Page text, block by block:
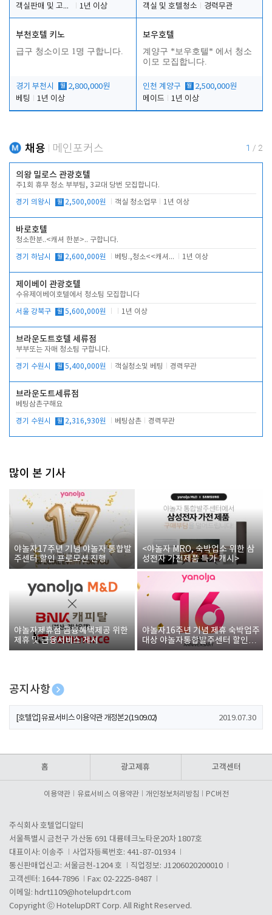
객실판매 및 고객응대
1년 이상
객실 및 호텔청소
경력무관
부천호텔 키노
급구 청소이모 1명 구합니다.
경기 부천시 월 2,800,000원
베팅
1년 이상
보우호텔
계양구 *보우호텔* 에서 청소
이모 모집합니다.
인천 계양구 월 2,500,000원
메이드
1년 이상
채용 메인포커스 1 / 2
의왕 밀로스 관광호텔
주1회 휴무 청소 부부팀, 3교대 당번 모집합니다.
경기 의왕시 월 2,500,000원 객실 청소업무 1년 이상
바로호텔
청소한분..<캐셔 한분>.. 구합니다.
경기 하남시 월 2,600,000원 베팅.,청소<<캐셔 모셔봅니다. 1년 이상
제이베이 관광호텔
수유제이베이호텔에서 청소팀 모집합니다
서울 강북구 월 5,600,000원 1년 이상
브라운도트호텔 세류점
부부또는 자매 청소팀 구합니다.
경기 수원시 월 5,400,000원 객실청소및 베팅 경력무관
브라운도트세류점
베팅삼촌구해요
경기 수원시 월 2,316,930원 베팅삼촌 경력무관
많이 본 기사
야놀자17주년 기념 야놀자 통합발
주센터 할인 프로모션 진행
<야놀자 MRO, 숙박업소 위한 삼
성전자 가전제품 특가 개시>
야놀자제휴점 금융혜택제공 위한
제휴 및 금융서비스 게시
야놀자16주년 기념 제휴 숙박업주
대상 야놀자통합발주센터 할인쿠
폰 증정
공지사항
[호텔업] 개인정보 처리방침 개정본1 (19.09.02)
[호텔업] 유료서비스 이용약관 개정본2 (19.09.02) 2019.07.30
홈 광고제휴 고객센터
이용약관 유료서비스 이용약관 개인정보처리방침 PC버전
주식회사 호텔업디알티
서울특별시 금천구 가산동 691 대륭테크노타운20차 1807호
대표이사: 이송주
사업자등록번호: 441-87-01934
통신판매업신고: 서울금천-1204 호
직업정보: J1206020200010
고객센터: 1644-7896
Fax: 02-2225-8487
이메일: hdrt1109@hotelupdrt.com
Copyright ⓒ HotelupDRT Corp. All Right Reserved.